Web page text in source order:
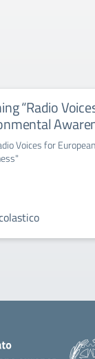
“Radio
Voices for European